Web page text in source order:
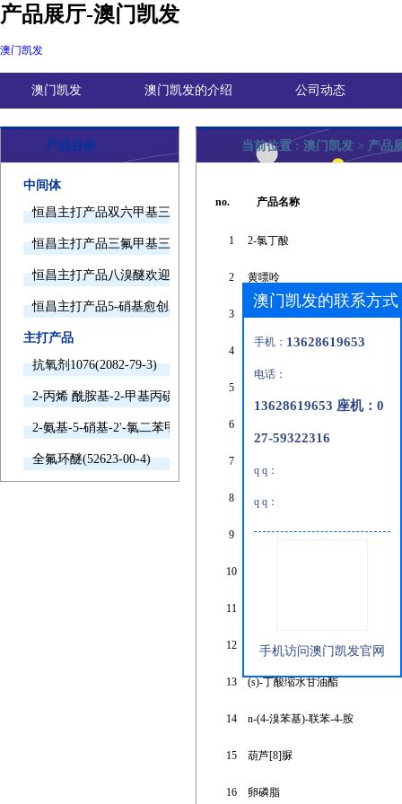
产品展厅-澳门凯发
澳门凯发
澳门凯发 澳门凯发的介绍 公司动态
产品目录
中间体
恒昌主打产品双六甲基三胺欢迎询价
恒昌主打产品三氟甲基三甲基硅烷欢迎询价
恒昌主打产品八溴醚欢迎询价
恒昌主打产品5-硝基愈创木酚钠欢迎询价
主打产品
抗氧剂1076(2082-79-3)
2-丙烯 酰胺基-2-甲基丙磺酸(15214-89-8)
2-氨基-5-硝基-2'-氯二苯甲酮(2011-66-7)
全氟环醚(52623-00-4)
当前位置 : 澳门凯发 > 产品
no. 产品名称
1 2-氯丁酸
2 黄嘌呤
3
4 丙氨酰谷氨酰胺
5
6
7
8 4,4'-二甲酰三苯胺
9 硒化钨(iv)
10
11
12 特索芬辛
13 (s)-丁酸缩水甘油酯
14 n-(4-溴苯基)-联苯-4-胺
15 葫芦[8]脲
16 卵磷脂
澳门凯发的联系方式
手机： 13628619653
电话：
13628619653 座机：0
27-59322316
q q：
q q：
手机访问澳门凯发官网